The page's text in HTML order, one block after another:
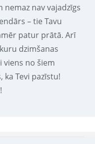
nemaz nav vajadzīgs
– tie Tavu
patur prātā. Arī
dzimšanas
viens no šiem
ka Tevi pazīstu!